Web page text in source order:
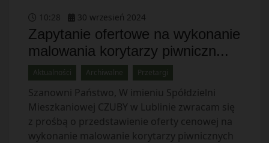
10 28 30 wrzesień 2024
Zapytanie ofertowe na wykonanie
malowania korytarzy piwniczn...
Aktualności Archiwalne Przetargi
Szanowni Państwo, W imieniu Spółdzielni
Mieszkaniowej CZUBY w Lublinie zwracam się
z prośbą o przedstawienie oferty cenowej na
wykonanie malowanie korytarzy piwnicznych